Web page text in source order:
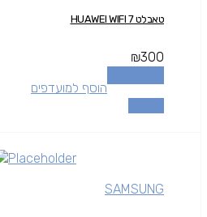
טאבלט HUAWEI WIFI 7
₪300
הוסף למועדפים
SAMSUNG